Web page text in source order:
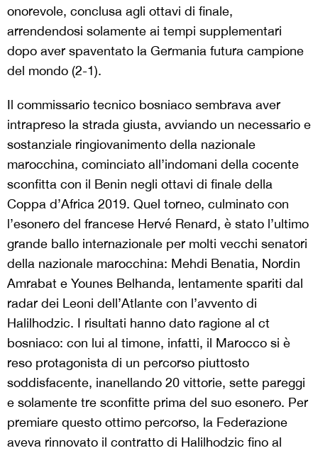
onorevole, conclusa agli ottavi di finale,
arrendendosi solamente ai tempi supplementari
dopo aver spaventato la Germania futura campione
del mondo (2-1).
Il commissario tecnico bosniaco sembrava aver
intrapreso la strada giusta, avviando un necessario e
sostanziale ringiovanimento della nazionale
marocchina, cominciato all’indomani della cocente
sconfitta con il Benin negli ottavi di finale della
Coppa d’Africa 2019. Quel torneo, culminato con
l’esonero del francese Hervé Renard, è stato l’ultimo
grande ballo internazionale per molti vecchi senatori
della nazionale marocchina: Mehdi Benatia, Nordin
Amrabat e Younes Belhanda, lentamente spariti dal
radar dei Leoni dell’Atlante con l’avvento di
Halilhodzic. I risultati hanno dato ragione al ct
bosniaco: con lui al timone, infatti, il Marocco si è
reso protagonista di un percorso piuttosto
soddisfacente, inanellando 20 vittorie, sette pareggi
e solamente tre sconfitte prima del suo esonero. Per
premiare questo ottimo percorso, la Federazione
aveva rinnovato il contratto di Halilhodzic fino al